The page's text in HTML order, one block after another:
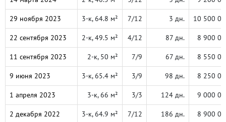
29 ноября 2023 3-к, 64.8 м² 7/12 3 дн. 10 500
22 сентября 2023 2-к, 49.5 м² 4/12 87 дн. 8 900
11 сентября 2023 2-к, 50 м² 7/9 67 дн. 8 550
9 июня 2023 3-к, 65.4 м² 3/9 98 дн. 8 250
1 апреля 2023 3-к, 66 м² 3/3 124 дн. 9 000
2 декабря 2022 3-к, 64.9 м² 7/12 186 дн. 8 900